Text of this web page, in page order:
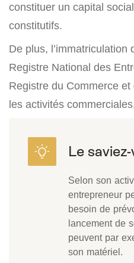
constituer un capital
constitutifs.
De plus, l’immatriculation
Registre National des
Registre du Commerce
les activités
Selon son
entrepreneur
besoin de
lancement de
peuvent par
son matériel.